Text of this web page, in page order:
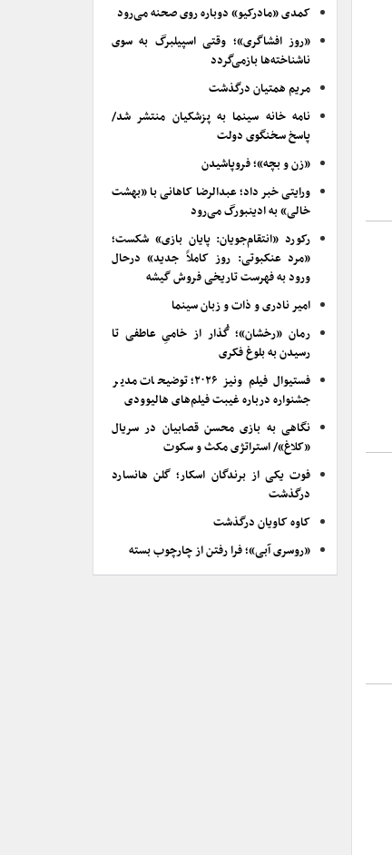
کمدی «مادرکیو» دوباره روی صحنه می‌رود
«روز افشاگری»؛ وقتی اسپیلبرگ به سوی
ناشناخته‌ها بازمی‌گردد
مریم همتیان درگذشت
نامه خانه سینما به پزشکیان منتشر شد/
پاسخ سخنگوی دولت
«زن و بچه»؛ فروپاشیدن
ورایتی خبر داد؛ عبدالرضا کاهانی با «بهشت
خالی» به ادینبورگ می‌رود
رکورد «انتقام‌جویان: پایان بازی» شکست؛
«مرد عنکبوتی: روز کاملاً جدید» درحال
ورود به فهرست تاریخی فروش گیشه
امیر نادری و ذات و زبان سینما
رمان «رخشان»؛ گُذار از خامیِ عاطفی تا
رسیدن به بلوغ فکری
فستیوال فیلم ونیز ۲۰۲۶؛ توضیحات مدیر
جشنواره درباره غیبت فیلم‌های هالیوودی
نگاهی به بازی محسن قصابیان در سریال
«کلاغ»/ استراتژی مکث و سکوت
فوت یکی از برندگان اسکار؛ گلن هانسارد
درگذشت
کاوه کاویان درگذشت
«روسری آبی»؛ فرا رفتن از چارچوب بسته